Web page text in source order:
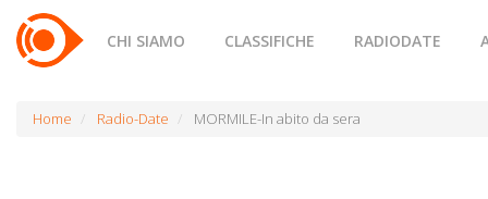
CHI SIAMO CLASSIFICHE RADIODATE
Home Radio-Date MORMILE-In abito da sera